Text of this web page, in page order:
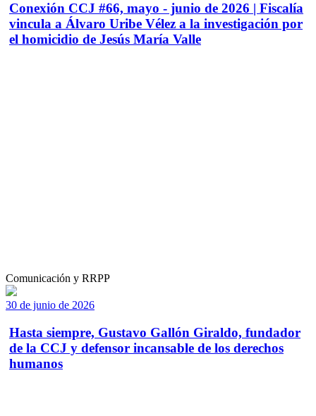
Conexión CCJ #66, mayo - junio de 2026 | Fiscalía
vincula a Álvaro Uribe Vélez a la investigación por
el homicidio de Jesús María Valle
Comunicación y RRPP
30 de junio de 2026
Hasta siempre, Gustavo Gallón Giraldo, fundador
de la CCJ y defensor incansable de los derechos
humanos